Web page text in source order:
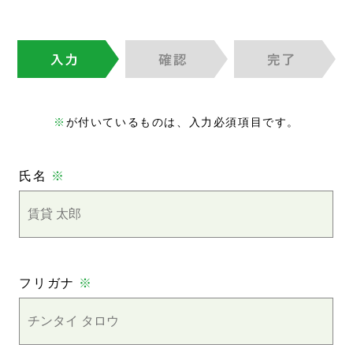
※ が付いているものは、入力必須項目です。
氏名 ※
フリガナ ※